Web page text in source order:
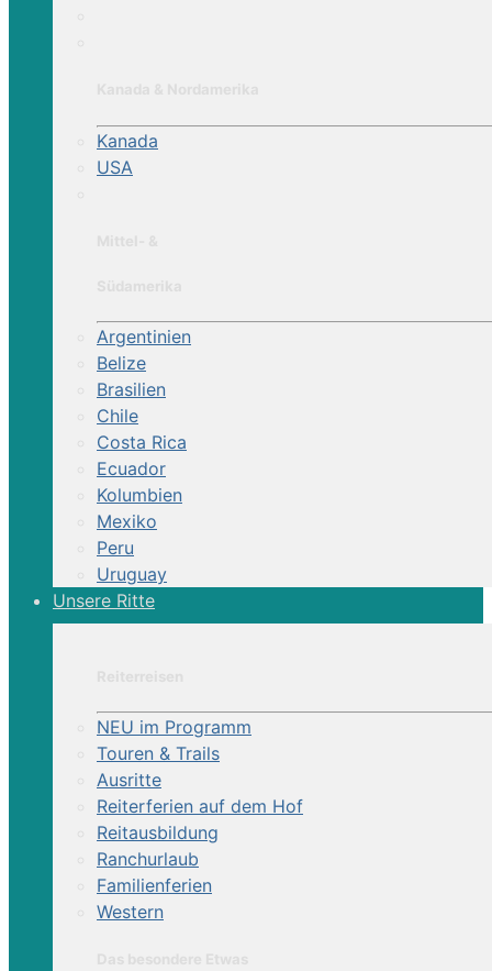
Kanada
USA
Argentinien
Belize
Brasilien
Chile
Costa Rica
Ecuador
Kolumbien
Mexiko
Peru
Uruguay
Unsere Ritte
NEU im Programm
Touren & Trails
Ausritte
Reiterferien auf dem Hof
Reitausbildung
Ranchurlaub
Familienferien
Western